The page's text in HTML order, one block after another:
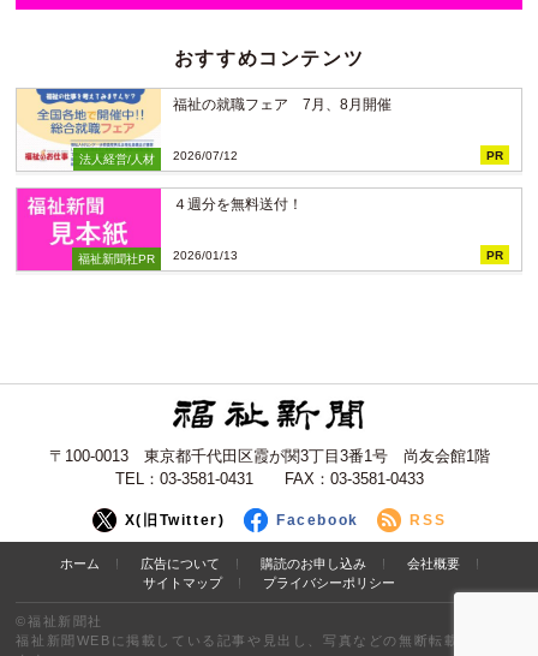
おすすめコンテンツ
法人経営/人材
福祉の就職フェア 7月、8月開催
2026/07/12 PR
福祉新聞社PR
４週分を無料送付！
2026/01/13 PR
〒100-0013 東京都千代田区霞が関3丁目3番1号 尚友会館1階
TEL：03-3581-0431 FAX：03-3581-0433
X(旧Twitter) Facebook RSS
ホーム 広告について 購読のお申し込み
会社概要
サイトマップ
プライバシーポリシー
©福祉新聞社
福祉新聞WEBに掲載している記事や見出し、写真などの無断転載を禁止し